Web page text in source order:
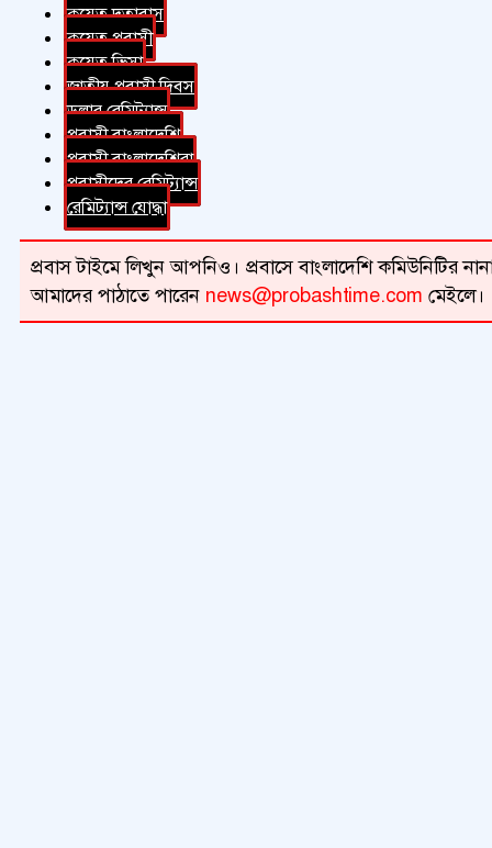
কুয়েত দূতাবাস
কুয়েত প্রবাসী
কুয়েত ভিসা
জাতীয় প্রবাসী দিবস
ডলার রেমিট্যান্স
প্রবাসী বাংলাদেশি
প্রবাসী বাংলাদেশিরা
প্রবাসীদের রেমিট্যান্স
রেমিট্যান্স যোদ্ধা
প্রবাস টাইমে লিখুন আপনিও। প্রবাসে বাংলাদেশি কমিউনিটির
আমাদের পাঠাতে পারেন news@probashtime.com মেইলে।